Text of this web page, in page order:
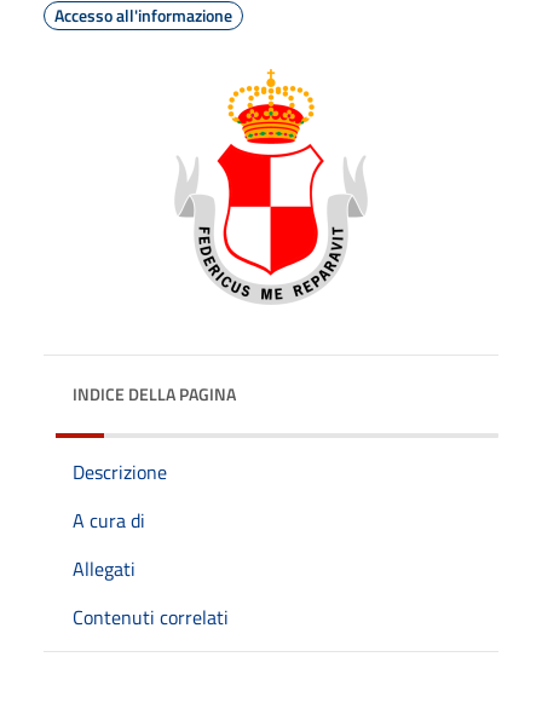
Accesso all'informazione
INDICE DELLA PAGINA
Descrizione
A cura di
Allegati
Contenuti correlati